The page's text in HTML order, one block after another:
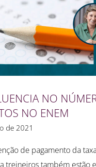
NO
NO ENEM
de 2021
de pagamento da
treineiros também estão